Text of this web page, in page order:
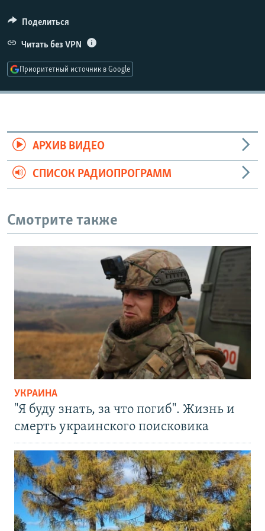
СОЦИАЛЬНЫЕ СЕТИ
Все сайты РСЕ/РС
Поделиться
Читать без VPN
Приоритетный источник в Google
АРХИВ ВИДЕО
СПИСОК РАДИОПРОГРАММ
Смотрите также
УКРАИНА
"Я буду знать, за что погиб". Жизнь и
смерть украинского поисковика